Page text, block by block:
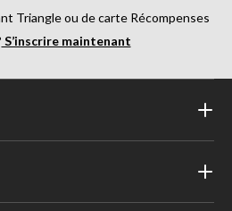
Triangle ou de carte Récompenses
S’inscrire maintenant